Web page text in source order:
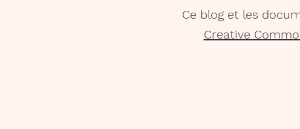
Ce blog et les
Creative